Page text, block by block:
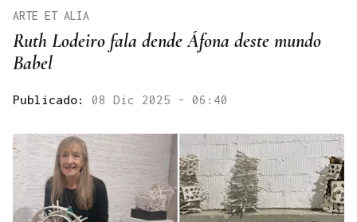
Ruth Lodeiro fala dende Áfona deste mundo
Babel
ARTE ET ALIA
Publicado: 08 Dic 2025 - 06:40